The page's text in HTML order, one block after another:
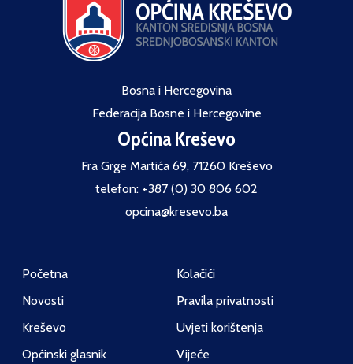
Bosna i Hercegovina
Federacija Bosne i Hercegovine
Općina Kreševo
Fra Grge Martića 69, 71260 Kreševo
telefon: +387 (0) 30 806 602
opcina@kresevo.ba
Početna
Novosti
Kreševo
Općinski glasnik
Kolačići
Pravila privatnosti
Uvjeti korištenja
Vijeće